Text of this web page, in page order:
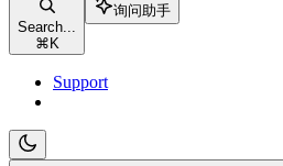
Search...
⌘ K
询问助手
Support